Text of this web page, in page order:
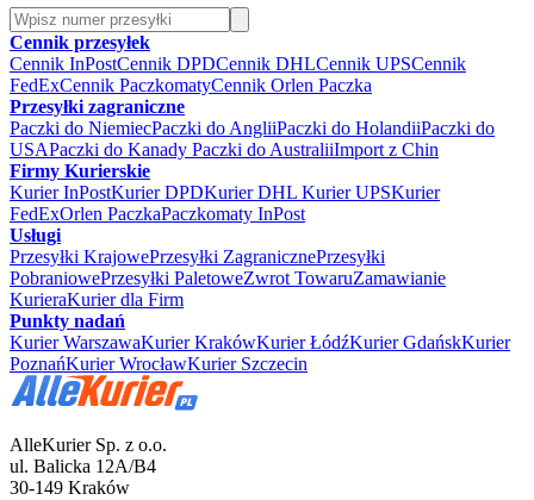
Cennik przesyłek
Cennik InPostCennik DPDCennik DHLCennik UPSCennik
FedExCennik PaczkomatyCennik Orlen Paczka
Przesyłki zagraniczne
Paczki do NiemiecPaczki do AngliiPaczki do HolandiiPaczki do
USAPaczki do Kanady Paczki do AustraliiImport z Chin
Firmy Kurierskie
Kurier InPostKurier DPDKurier DHL Kurier UPSKurier
FedExOrlen PaczkaPaczkomaty InPost
Usługi
Przesyłki KrajowePrzesyłki ZagranicznePrzesyłki
PobraniowePrzesyłki PaletoweZwrot TowaruZamawianie
KurieraKurier dla Firm
Punkty nadań
Kurier WarszawaKurier KrakówKurier ŁódźKurier GdańskKurier
PoznańKurier WrocławKurier Szczecin
AlleKurier Sp. z o.o.
ul. Balicka 12A/B4
30-149 Kraków